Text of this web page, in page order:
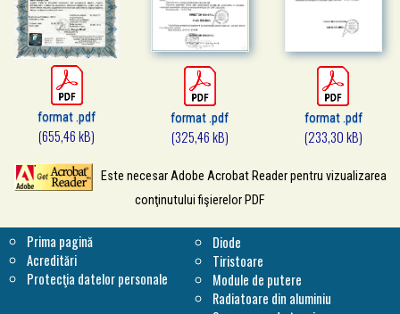
format .pdf
(655,46 kB)
format .pdf
(325,46 kB)
format .pdf
(233,30 kB)
Este necesar Adobe Acrobat Reader pentru vizualizarea
conţinutului fişierelor PDF
Prima pagină
Acreditări
Protecţia datelor personale
Diode
Tiristoare
Module de putere
Radiatoare din aluminiu